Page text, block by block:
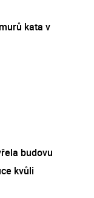
kata v
budovu
kvůli